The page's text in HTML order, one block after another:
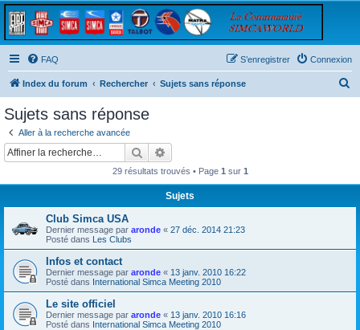
FAQ Connexion
S’enregistrer
Index du forum Rechercher Sujets sans réponse
Sujets sans réponse
Aller à la recherche avancée
Rechercher
29 résultats trouvés • Page 1 sur 1
Sujets
Club Simca USA
Dernier message par aronde « 27 déc. 2014 21:23
Posté dans Les Clubs
Infos et contact
Dernier message par aronde « 13 janv. 2010 16:22
Posté dans International Simca Meeting 2010
Le site officiel
Dernier message par aronde « 13 janv. 2010 16:16
Posté dans International Simca Meeting 2010